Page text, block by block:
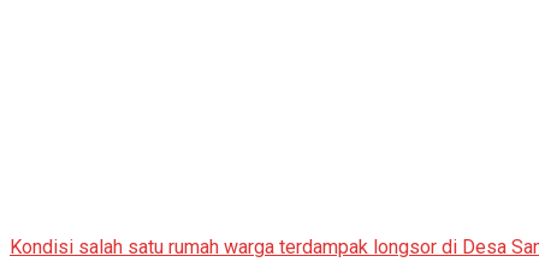
Kondisi salah satu rumah warga terdampak longsor di Desa